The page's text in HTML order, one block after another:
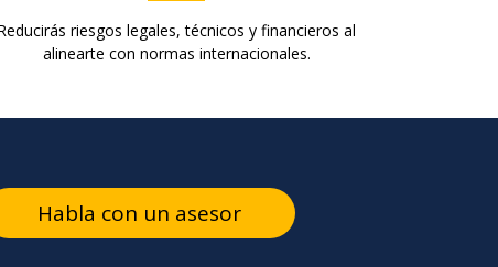
riesgos legales, técnicos y financieros al
alinearte con normas internacionales.
Habla con un asesor